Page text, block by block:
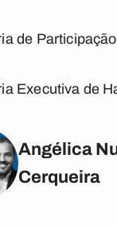
de
Executiva de
Angélica
Cerqueira